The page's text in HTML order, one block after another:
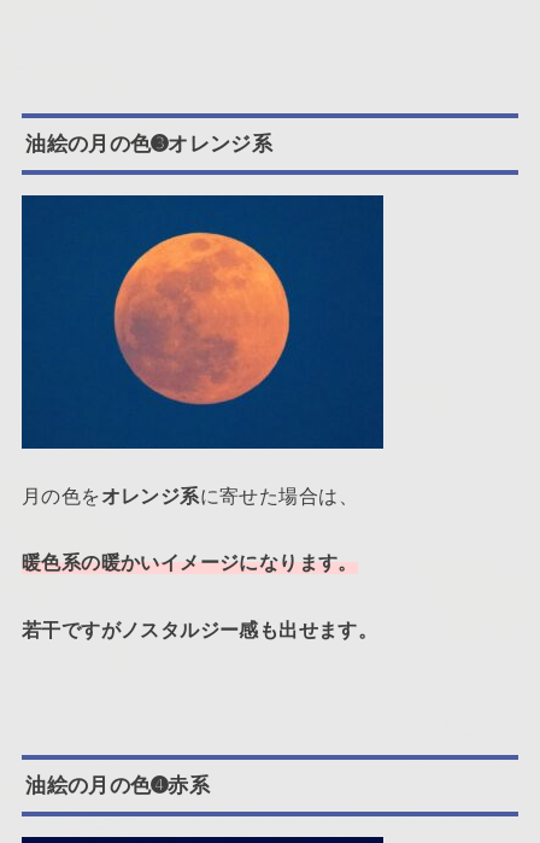
油絵の月の色➌オレンジ系
月の色を オレンジ系に寄せた場合は、
暖色系の暖かいイメージになります。
若干ですがノスタルジー感も出せます。
油絵の月の色➍赤系